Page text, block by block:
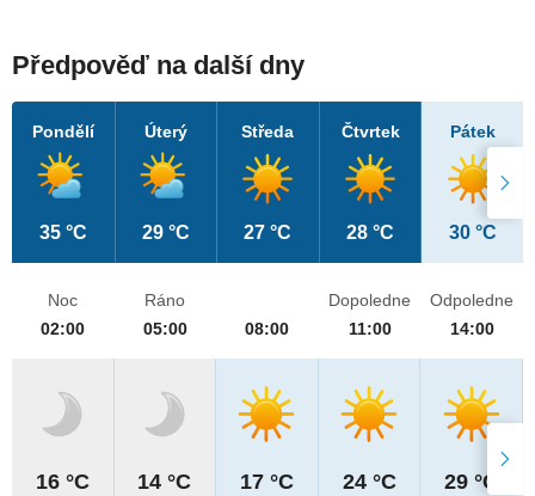
Předpověď na další dny
Pondělí
35 °C
Úterý
29 °C
Středa
27 °C
Čtvrtek
28 °C
Pátek
30 °C
Noc
02:00
16 °C
Ráno
05:00
14 °C
08:00
17 °C
Dopoledne
11:00
24 °C
Odpoledne
14:00
29 °C